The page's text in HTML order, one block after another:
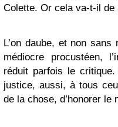
Colette. Or cela va-t-il de
L’on daube, et non
médiocre procustéen,
réduit parfois le
justice, aussi, à tous
de la chose, d’honorer le